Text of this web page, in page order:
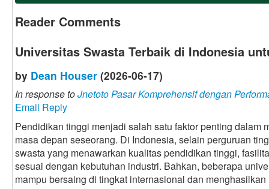
Reader Comments
Universitas Swasta Terbaik di Indonesia
by Dean Houser (2026-06-17)
In response toJnetoto Pasar Komprehensif dengan
Email Reply
Pendidikan tinggi menjadi salah satu faktor penting dalam
masa depan seseorang. Di Indonesia, selain perguruan
swasta yang menawarkan kualitas pendidikan tinggi,
sesuai dengan kebutuhan industri. Bahkan, beberapa
mampu bersaing di tingkat internasional dan